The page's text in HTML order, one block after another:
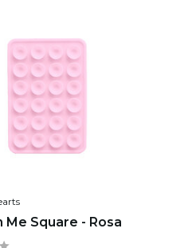
Me Square - Rosa